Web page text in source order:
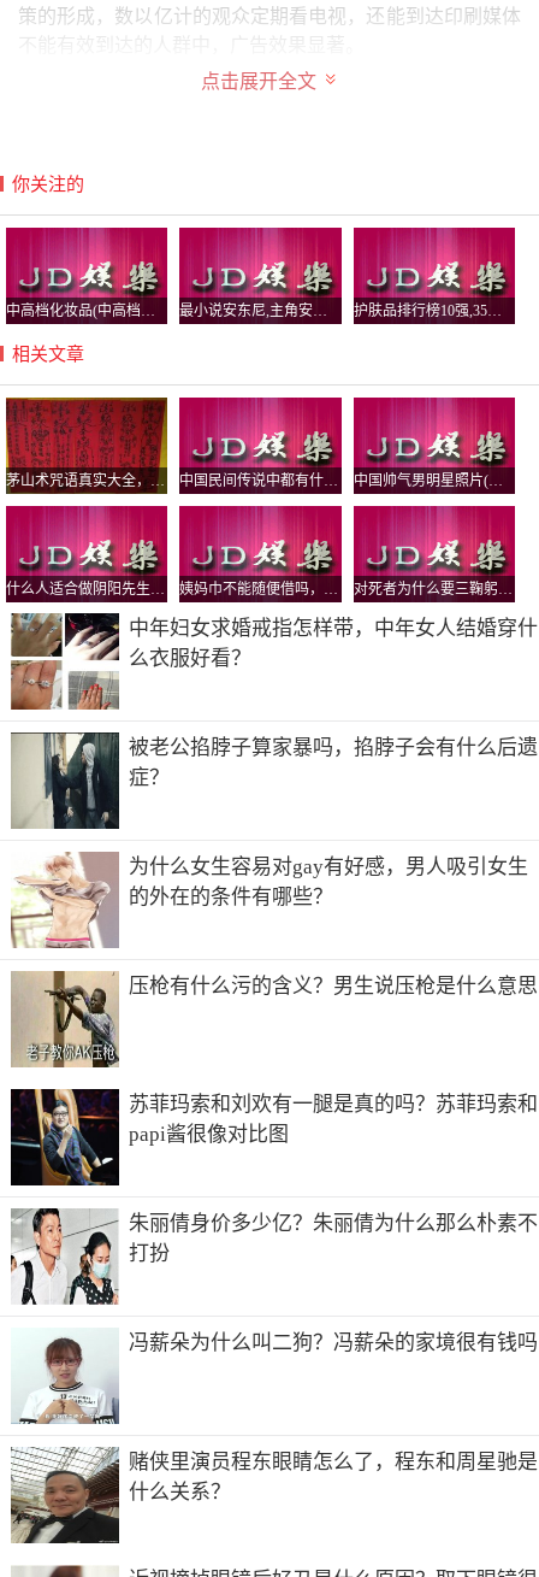
策的形成，数以亿计的观众定期看电视，还能到达印刷媒体
3．吸引力大，感染力强 ：
于电视内容的丰富多彩和表现手法的多样化、艺术性，加之
巧妙地把广告信息融人真挚的情节和感人的形象，所以电视
的广告信息比较容易记忆，印象深刻，具有较强的吸引力和
艺术感染力。
4．注意率高，影响面广：
在日常生活中大多数人在看电视的时候相对比较专心，所以
电视广告的被注意率较高。对多数人来说，电视是一种娱乐
形式、教育途径，是重要的信息来源，是生活中的重要组成
部分。电视对文化有着强烈的影响，特别是中央电视台某些
权威性的频道所做的广告备受观众喜爱，能促使观众产生对
商品、企业及服务的正面联想。
中央电视台广告收费标准怎样
1、 央视一套黄金时段广告是广告主必争之地，也是央视广
告招标内容之一。参看央视一套刊例价格晚上19:59时段5秒
广告106000元，10秒广告160000元，15秒广告200000元，确
实需要重磅投入啊。找最新央视广告价格表，搜中视海澜传
播官网。
2、2022央视黄金时段广告费，中央电视台广告费用，2022
央视广告收费
其他央视黄金时段广告费用，央视七套刊例价格晚上19:59
时段5秒广告13800元，10秒广告27700元，15秒广告34600
元，与央视一套黄金时段广告费用相比差距很大。
3、 央视非黄金时段广告费用要低的多，央视七套刊例价格
8000元。
4、 详细央视广告收费标准，请百度中视海澜传播网站，上
面有全时段央视广告收费标准价格表。也可关注【中视海
澜】微信公众号查询。
央视广告收费标准为广告部公示刊例价格，具体投放执行还
有优惠折扣，投央视广告，立即咨询中视海澜传播，享更大
中央一套黄金时段一秒广告费多少
CCTV-1《新闻联播》前是中央电视台综合频道收视率高的
标”，是我们了解时政、民生、世界的窗口，毋庸置疑是具
权威性和公信力的主流媒体，全国收视率高峰、渗透力强，
对市场有着强大的号召力，已赢得全国人民，特别是政府官
员、企业高管等意见领袖和决策者的高度青睐与关注。《新
闻联播》收视率和收视份额双高，可谓是国家旗舰新闻栏目
“上可达官、下可亲民”，是品牌缔造的强势平台，品牌传播
的高点。
中央电视台广告价格
点击展开全文
你关注的
护肤品排行榜10强,35岁护肤品排行榜10强
相关文章
茅山术咒语真实大全，茅山五鬼运财术揭秘 中国帅气男明星照片(中国超帅男明星图片)
中年妇女求婚戒指怎样带，中年女人结婚穿什
么衣服好看？
被老公掐脖子算家暴吗，掐脖子会有什么后遗
症？
为什么女生容易对gay有好感，男人吸引女生
的外在的条件有哪些？
压枪有什么污的含义？男生说压枪是什么意思
苏菲玛索和刘欢有一腿是真的吗？苏菲玛索和
papi酱很像对比图
朱丽倩身价多少亿？朱丽倩为什么那么朴素不
打扮
冯薪朵为什么叫二狗？冯薪朵的家境很有钱吗
赌侠里演员程东眼睛怎么了，程东和周星驰是
什么关系？